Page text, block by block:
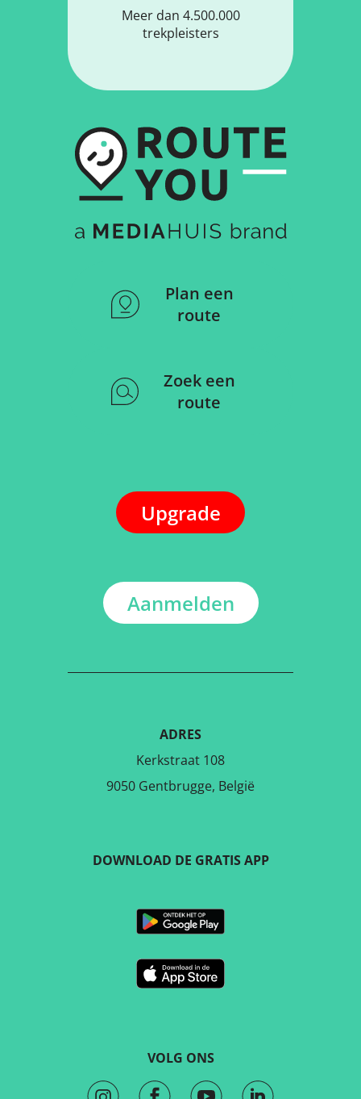
Meer dan 4.500.000
trekpleisters
Plan een
route
Zoek een
route
Upgrade
Aanmelden
ADRES
Kerkstraat 108
9050 Gentbrugge, België
VOLG ONS
DOWNLOAD DE GRATIS APP